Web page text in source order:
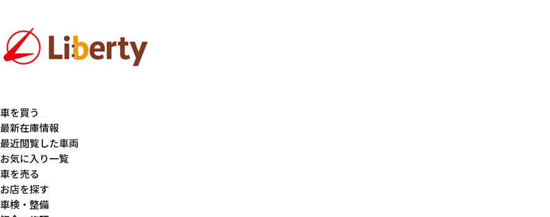
車を買う
最新在庫情報
最近閲覧した車両
お気に入り一覧
車を売る
お店を探す
車検・整備